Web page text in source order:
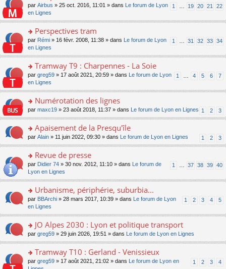
c
e
nt
u
c
e
nt
o
n
lu
le
u
c
e
nt
s
a
n
o
n
lu
le
u
c
e
nt
le
m
e
s
s
a
n
o
n
lu
le
u
ré
c
e
o
n
s
er
le
m
e
s
s
a
n
o
n
lu
pl
s
ré
e
1 19 20 21 22
par Airbus » 25 oct. 2016, 11:01 » dans
Le forum de Lyon
en Lignes
o
n
s
er
le
m
e
s
s
e
n
o
n
le
pl
s
ré
c
e
Perspectives tram
1 31 32 33 34
par Rémi » 16 févr. 2008, 11:38 » dans
Le forum de Lyon
en Lignes
o
n
s
er
le
m
e
s
g
e
n
o
n
le
s
ré
c
nt
Tramway T9 : Charpennes - La Soie
1 4 5 6 7
par greg59 » 17 août 2021, 20:59 » dans
Le forum de Lyon
en Lignes
o
n
ult
er
le
m
e
s
g
e
n
o
n
le
u
s
Numérotation des lignes
1 2 3
par maxc19 » 23 août 2018, 11:37 » dans Le forum de Lyon en Lignes
o
n
ult
er
le
m
e
s
s
e
n
o
n
le
Apaisement de la Presqu'île
1 2 3
par Alain » 11 juin 2022, 09:30 » dans Le forum de Lyon en Lignes
o
s
er
le
m
e
s
s
e
n
Revue de presse
1 37 38 39 40
par Didier 74 » 30 nov. 2012, 11:10 » dans
Le forum de
Lyon en Lignes
o
n
s
er
le
m
e
s
s
Urbanisme, périphérie, suburbia...
1 2 3 4 5
par BBArchi » 28 mars 2017, 10:39 » dans
Le forum de Lyon
en Lignes
o
n
ult
er
JO Alpes 2030 : Lyon et politique transport
par greg59 » 29 juin 2026, 19:51 » dans Le forum de Lyon en Lignes
o
Tramway T10 : Gerland - Venissieux
1 2 3 4
par greg59 » 17 août 2021, 21:02 » dans
Le forum de Lyon en